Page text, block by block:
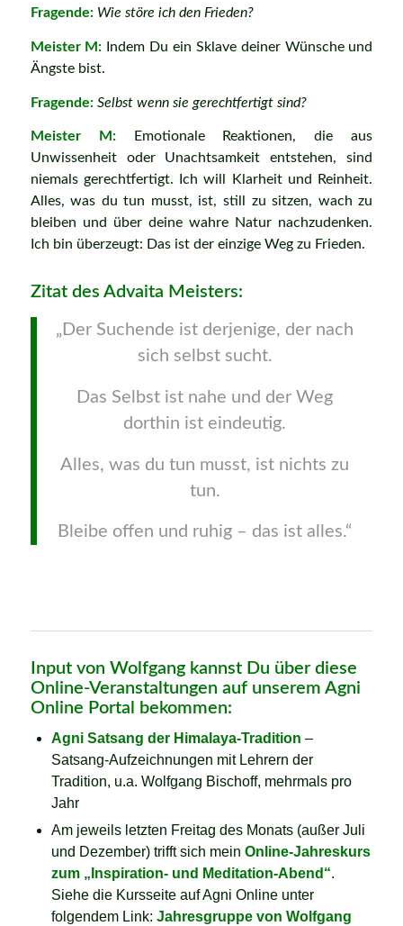
Fragende: Wie störe ich den Frieden?
Meister M: Indem Du ein Sklave deiner Wünsche und
Ängste bist.
Fragende: Selbst wenn sie gerechtfertigt sind?
Meister M:Emotionale Reaktionen, die aus
Unwissenheit oder Unachtsamkeit entstehen, sind
niemals gerechtfertigt. Ich will Klarheit und Reinheit.
Alles, was du tun musst, ist, still zu sitzen, wach zu
bleiben und über deine wahre Natur nachzudenken.
Ich bin überzeugt: Das ist der einzige Weg zu Frieden.
Zitat des Advaita Meisters:
„Der Suchende ist derjenige, der nach
sich selbst sucht.
Das Selbst ist nahe und der Weg
dorthin ist eindeutig.
Alles, was du tun musst, ist nichts zu
tun.
Bleibe offen und ruhig – das ist alles.“
Input von Wolfgang kannst Du über diese
Online-Veranstaltungen auf unserem Agni
Online Portal
bekommen:
Agni Satsang der Himalaya-Tradition –
Satsang-Aufzeichnungen mit Lehrern der
Tradition, u.a. Wolfgang Bischoff, mehrmals pro
Jahr
Am jeweils letzten Freitag des Monats (außer Juli
und Dezember) trifft sich mein Online-Jahreskurs
zum „Inspiration- und Meditation-Abend“.
Siehe die Kursseite auf Agni Online unter
folgendem Link: Jahresgruppe von Wolfgang